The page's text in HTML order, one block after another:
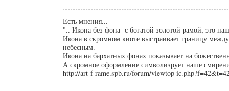
Есть мнения...
".. Икона без фона- с богатой золотой рамой, это
Икона в скромном киоте выстраивает границу
небесным.
Икона на бархатных фонах показывает на
А скромное оформление символизрует наше
http://art-f rame.spb.ru/forum/viewtop